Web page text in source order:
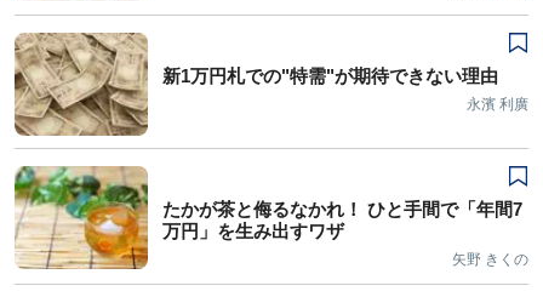
新1万円札での"特需"が期待できない理由
永濱 利廣
たかが茶と侮るなかれ！ ひと手間で「年間7
万円」を生み出すワザ
矢野 きくの